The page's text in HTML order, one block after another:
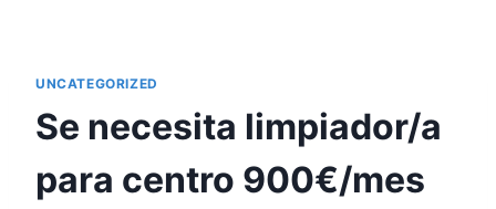
UNCATEGORIZED
Se necesita limpiador/a
para centro 900€/mes